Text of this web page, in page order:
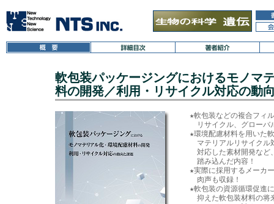
軟包装パッケージングにおけるモノマ
料の開発／利用・リサイクル対応の動
★軟包装などの複合フィ
リサイクル、グローバ
★環境配慮材料を用いた
マテリアルリサイクル
対応した素材開発など
踏み込んだ内容！
★実際に採用するメーカ
肉声も収録！
★軟包装の資源循環促進
抑えた軟包装材料の将